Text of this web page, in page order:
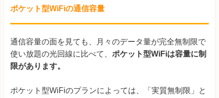
ポケット型WiFiの通信容量
通信容量の面を見ても、月々のデータ量が完全無制限で
使い放題の光回線に比べて、 ポケット型WiFiは容量に制
限があります。
ポケット型WiFiのプランによっては、「実質無制限」と